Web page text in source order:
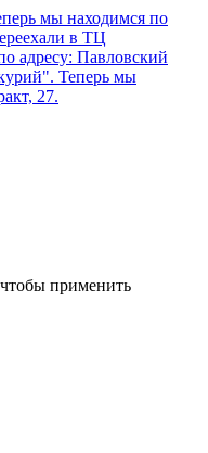
мы находимся по
в ТЦ
адресу: Павловский
Теперь мы
27.
применить